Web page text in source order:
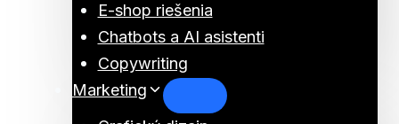
E-shop riešenia
Chatbots a AI asistenti
Copywriting
Marketing